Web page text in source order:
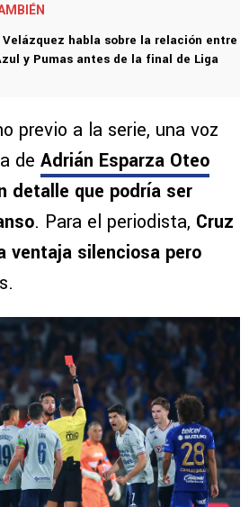
habla sobre la relación entre
y Pumas antes de la final de Liga
previo a la serie, una voz
de Adrián Esparza Oteo
detalle que podría ser
. Para el periodista, Cruz
ventaja silenciosa pero